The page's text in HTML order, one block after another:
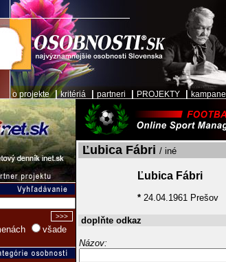
o projekte|kritériá partneri PROJEKTY kampane
všade
Ľubica Fábri / iné
Ľubica Fábri
* 24.04.1961 Prešov
doplňte odkaz
Názov: